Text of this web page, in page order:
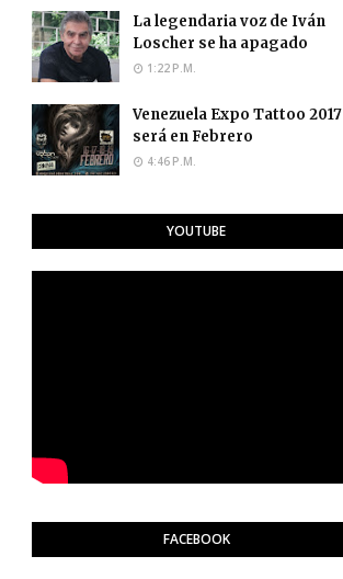
La legendaria voz de Iván
Loscher se ha apagado
1:22 P.M.
Venezuela Expo Tattoo 2017
será en Febrero
4:46 P.M.
YOUTUBE
FACEBOOK